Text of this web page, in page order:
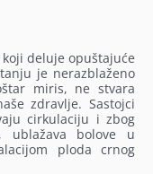
deluje opuštajuće
je nerazblaženo
miris, ne stvara
zdravlje. Sastojci
cirkulaciju i zbog
ublažava bolove u
ploda crnog